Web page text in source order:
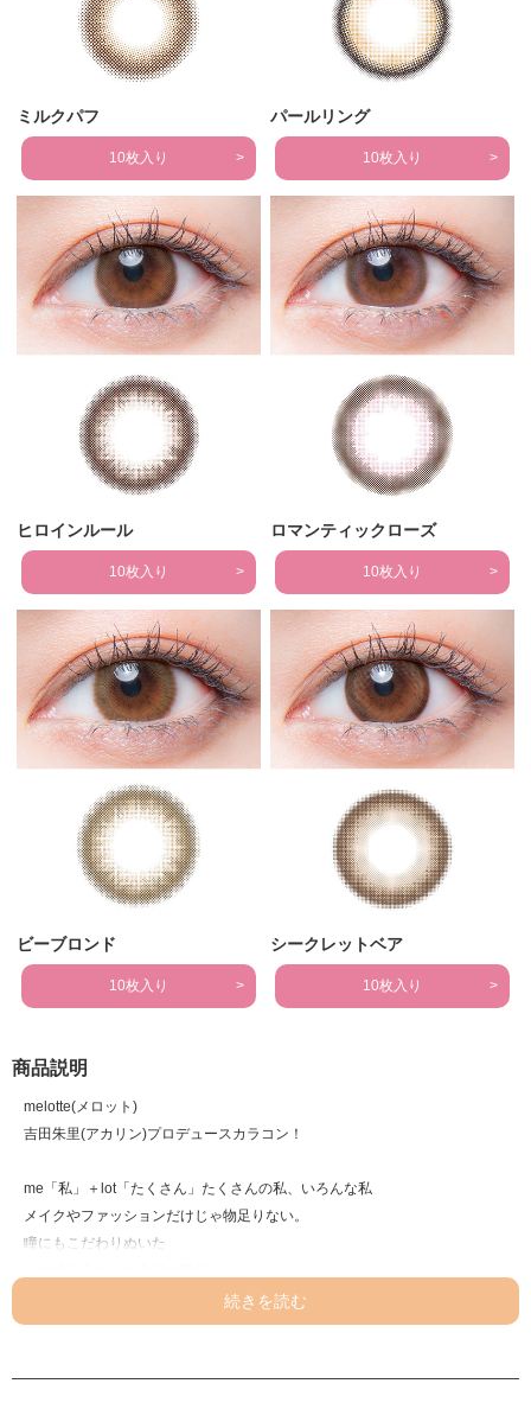
ミルクパフ
10枚入り
パールリング
10枚入り
ヒロインルール
10枚入り
ロマンティックローズ
10枚入り
ビーブロンド
10枚入り
シークレットベア
10枚入り
商品説明
melotte(メロット)
吉田朱里(アカリン)プロデュースカラコン！
me「私」＋lot「たくさん」たくさんの私、いろんな私
メイクやファッションだけじゃ物足りない。
瞳にもこだわりぬいた
毎日更新しつづける、メロっとさせる私の魅力
とことん甘く、もっと大胆に。